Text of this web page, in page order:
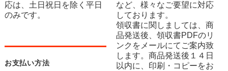
応は、土日祝日を除く平日
のみです。
お支払い方法
など、様々なご要望に対応
しております。
領収書に関しましては、商
品発送後、領収書PDFのリ
ンクをメールにてご案内致
します。商品発送後１４日
以内に、印刷・コピーをお